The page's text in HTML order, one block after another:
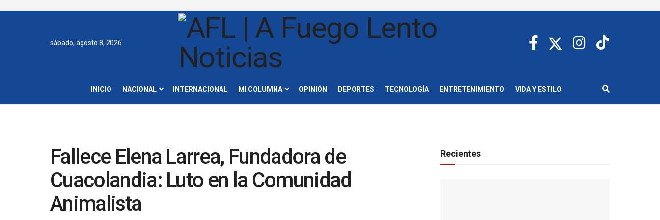
sábado, agosto 8, 2026
INICIO NACIONAL INTERNACIONAL MI COLUMNA OPINIÓN DEPORTES TECNOLOGÍA ENTRETENIMIENTO VIDA Y ESTILO
Fallece Elena Larrea, Fundadora de
Cuacolandia: Luto en la Comunidad
Animalista
Recientes